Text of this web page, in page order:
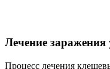
Лечение
Процесс лечения